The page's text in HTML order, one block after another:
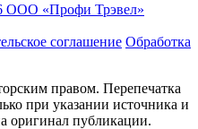
ООО «Профи Трэвeл»
соглашение Обработка
правом. Перепечатка
при указании источника и
оригинал публикации.